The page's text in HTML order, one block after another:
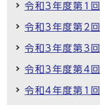
令和3年度第1回
令和3年度第2回
令和3年度第3回
令和3年度第4回
令和4年度第1回